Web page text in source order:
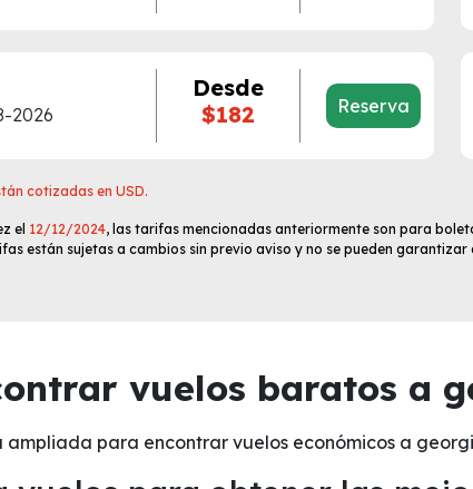
2026
Desde
$182
Reserva
cotizadas en USD.
el 12/12/2024, las tarifas mencionadas anteriormente son para
están sujetas a cambios sin previo aviso y no se pueden
vuelos baratos a
ampliada para encontrar vuelos económicos a